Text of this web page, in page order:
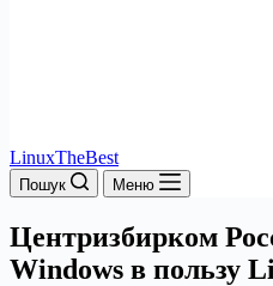
LinuxTheBest
Пошук Меню
Центризбирком
Windows в пользу